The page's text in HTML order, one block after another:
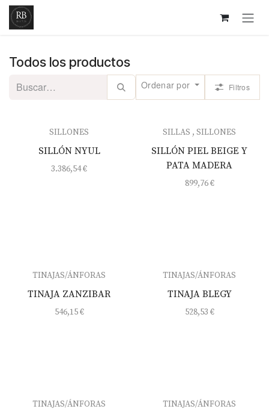
Ir al contenido
Todos los productos
Ordenar por Filtros
¡Nuevo! SILLONES
SILLÓN NYUL
3.386,54€
¡Nuevo!SILLAS ,SILLONES
SILLÓN PIEL BEIGE Y
PATA MADERA
899,76€
TINAJAS/ÁNFORAS
TINAJA ZANZIBAR
546,15€
TINAJAS/ÁNFORAS
TINAJA BLEGY
528,53 €
TINAJAS/ÁNFORAS TINAJAS/ÁNFORAS